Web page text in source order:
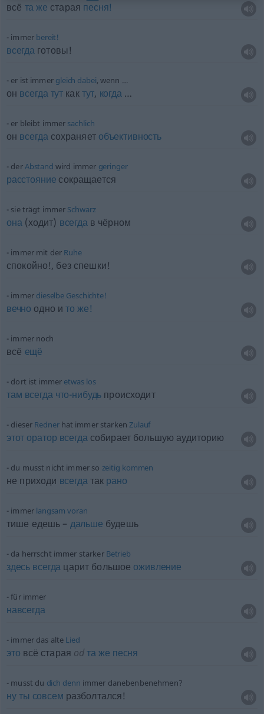
всё таже старая песня!
immer bereit!
всегда готовы!
er ist immer gleich dabei, wenn …
он всегда тут кактут, когда…
er bleibt immer sachlich
он всегдасохраняет объективность
derAbstand wird immer geringer
расстояние сокращается
sie trägt immer Schwarz
она(ходит) всегдав чёрном
immer mit der Ruhe
спокойно!, без спешки!
immer dieselbe Geschichte!
вечно одно ито же!
immer noch
всё ещё
dort ist immer etwas los
там всегда что-нибудь происходит
dieser Rednerhat immer starkenZulauf
этот оратор всегдасобирает большую аудиторию
du musst nicht immer so zeitig kommen
не приходи всегдатак рано
immer langsam voran
тише едешь – дальше будешь
da herrscht immer starker Betrieb
здесь всегда царит большое оживление
für immer
навсегда
immer das alte Lied
это всё старая odтаже песня
musst du dich denn immer danebenbenehmen?
нуты совсем разболтался!